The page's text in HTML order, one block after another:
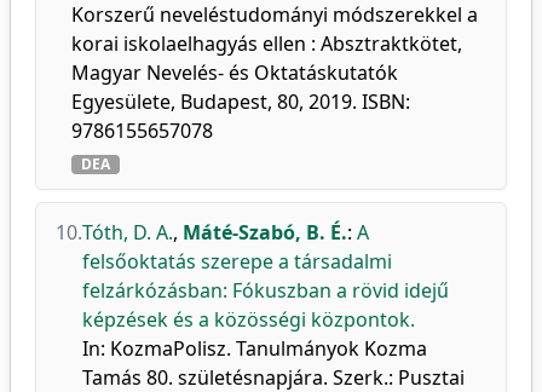
Korszerű neveléstudományi módszerekkel a
korai iskolaelhagyás ellen : Absztraktkötet,
Magyar Nevelés- és Oktatáskutatók
Egyesülete, Budapest, 80, 2019. ISBN:
9786155657078
DEA
10.Tóth, D. A., Máté-Szabó, B. É.: A
felsőoktatás szerepe a társadalmi
felzárkózásban: Fókuszban a rövid idejű
képzések és a közösségi központok.
In: KozmaPolisz. Tanulmányok Kozma
Tamás 80. születésnapjára. Szerk.: Pusztai